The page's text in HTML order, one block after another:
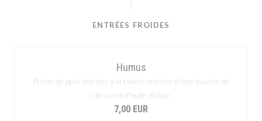
ENTRÉES FROIDES
Humus
Purée de pois chiches à la tahini, relevée d’une touche de
citron et d’huile d’olive
7,00 EUR